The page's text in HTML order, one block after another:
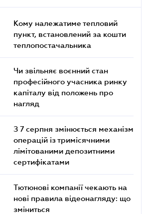
Кому належатиме тепловий
пункт, встановлений за кошти
теплопостачальника
Чи звільняє воєнний стан
професійного учасника ринку
капіталу від положень про
нагляд
З 7 серпня змінюється механізм
операцій із тримісячними
лімітованими депозитними
сертифікатами
Тютюнові компанії чекають на
нові правила відеонагляду: що
зміниться